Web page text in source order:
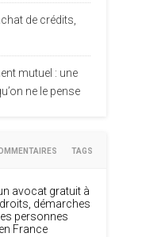
de crédits,
mutuel : une
ne le pense
TAGS
avocat gratuit à
droits, démarches
personnes
France